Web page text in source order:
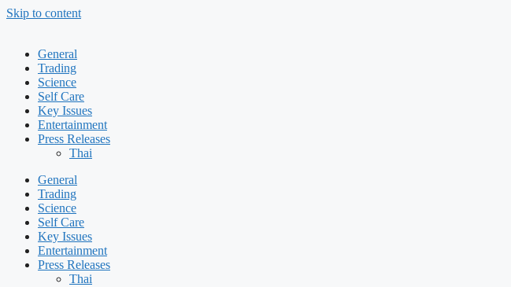
Skip to content
General
Trading
Science
Self Care
Key Issues
Entertainment
Press Releases
Thai
General
Trading
Science
Self Care
Key Issues
Entertainment
Press Releases
Thai